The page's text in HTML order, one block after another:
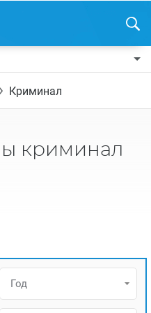
Криминал
криминал
Год